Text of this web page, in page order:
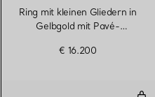
Ring mit kleinen Gliedern in
Gelbgold mit Pavé-
€ 16.200